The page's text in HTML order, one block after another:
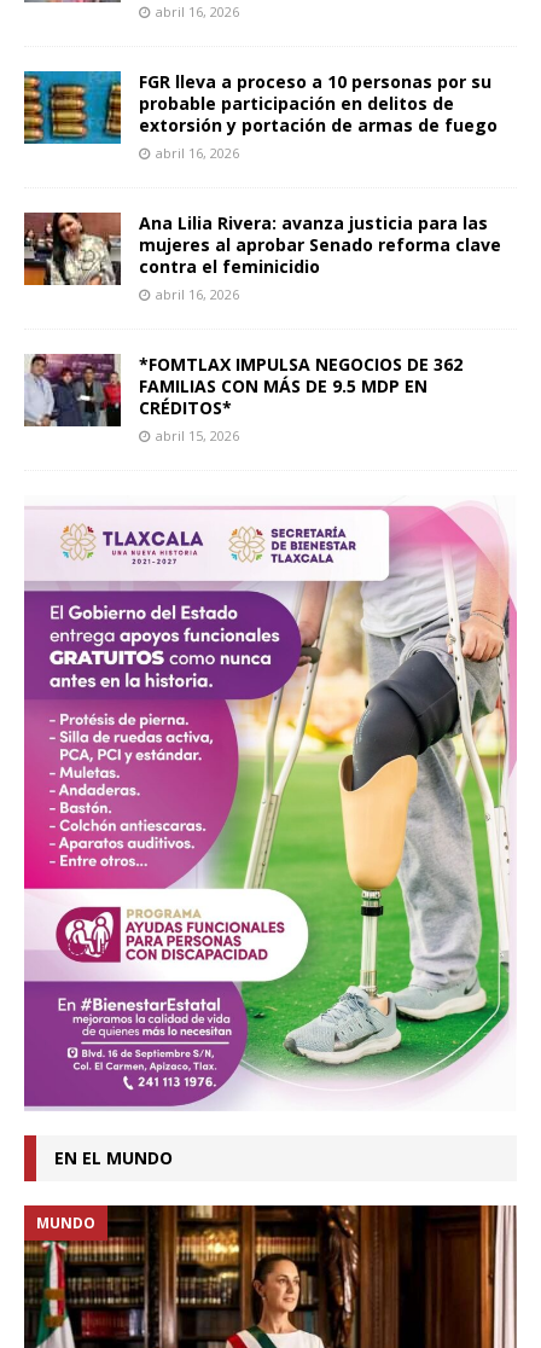
abril 16, 2026
FGR lleva a proceso a 10 personas por su
probable participación en delitos de
extorsión y portación de armas de fuego
abril 16, 2026
Ana Lilia Rivera: avanza justicia para las
mujeres al aprobar Senado reforma clave
contra el feminicidio
abril 16, 2026
*FOMTLAX IMPULSA NEGOCIOS DE 362
FAMILIAS CON MÁS DE 9.5 MDP EN
CRÉDITOS*
abril 15, 2026
EN EL MUNDO
MUNDO